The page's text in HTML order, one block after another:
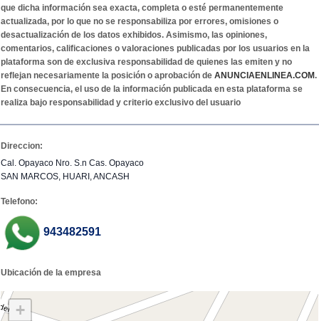
que dicha información sea exacta, completa o esté permanentemente
actualizada, por lo que no se responsabiliza por errores, omisiones o
desactualización de los datos exhibidos. Asimismo, las opiniones,
comentarios, calificaciones o valoraciones publicadas por los usuarios en la
plataforma son de exclusiva responsabilidad de quienes las emiten y no
reflejan necesariamente la posición o aprobación de ANUNCIAENLINEA.COM.
En consecuencia, el uso de la información publicada en esta plataforma se
realiza bajo responsabilidad y criterio exclusivo del usuario
Direccion:
Cal. Opayaco Nro. S.n Cas. Opayaco
SAN MARCOS, HUARI, ANCASH
Telefono:
943482591
Ubicación de la empresa
+